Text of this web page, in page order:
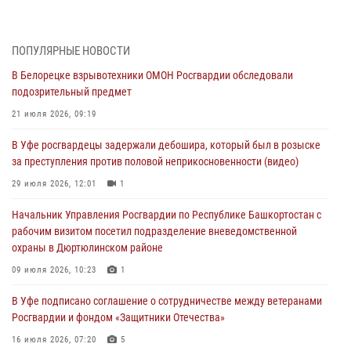
03 августа 2026, 04:30 8
В Башкирии росгвардейцы провели волейбольный турнир на
открытом воздухе
03 августа 2026, 04:29
В Уфе росгвардейцы по горячим следам задержали
подозреваемого в открытом хищении из аптеки (видео)
03 августа 2026, 04:15
Начальник отделения учёта и комплектования Росгвардии
Башкортостана ответил на вопросы граждан
30 июля 2026, 12:54
за преступления против половой неприкосновенности (видео)
29 июля 2026, 12:01
ПОПУЛЯРНЫЕ НОВОСТИ
В Белорецке взрывотехники ОМОН Росгвардии обследовали
подозрительный предмет
21 июля 2026, 09:19
В Уфе росгвардецы задержали дебошира, который был в розыске
за преступления против половой неприкосновенности (видео)
29 июля 2026, 12:01 1
Начальник Управления Росгвардии по Республике Башкортостан с
рабочим визитом посетил подразделение вневедомственной
охраны в Дюртюлинском районе
09 июля 2026, 10:23 1
В Уфе подписано соглашение о сотрудничестве между ветеранами
Росгвардии и фондом «Защитники Отечества»
16 июля 2026, 07:20 5